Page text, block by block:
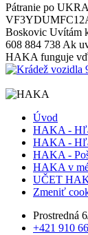
Pátranie po
Boskovic Uvítám
608 884 738 Ak
HAKA funguje
Úvod
HAKA -
HAKA -
HAKA -
HAKA v
UČET
Zmeniť
Prostredná
+421 910